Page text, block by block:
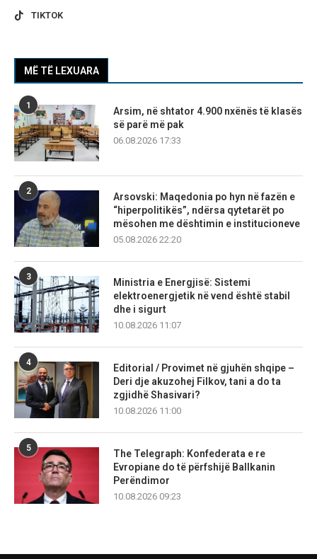
TIKTOK
MË TË LEXUARA
1
Arsim, në shtator 4.900 nxënës të klasës
së parë më pak
06.08.2026 17:33
2
Arsovski: Maqedonia po hyn në fazën e
“hiperpolitikës”, ndërsa qytetarët po
mësohen me dështimin e institucioneve
05.08.2026 22:20
3
Ministria e Energjisë: Sistemi
elektroenergjetik në vend është stabil
dhe i sigurt
10.08.2026 11:07
4
Editorial / Provimet në gjuhën shqipe –
Deri dje akuzohej Filkov, tani a do ta
zgjidhë Shasivari?
10.08.2026 11:00
5
The Telegraph: Konfederata e re
Evropiane do të përfshijë Ballkanin
Perëndimor
10.08.2026 09:23